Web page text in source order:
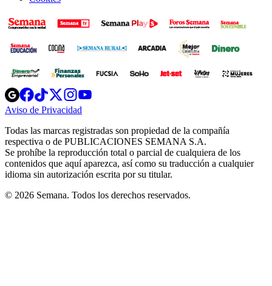
Opens
in
new
Opens
in
new
Opens
in
new
window
Opens
new
windowwindow
Aviso de Privacidad
new
window
Todas las marcas registradas son propiedad de la compañía
respectiva o de PUBLICACIONES SEMANA S.A.
Se prohíbe la reproducción total o parcial de cualquiera de los
contenidos que aquí aparezca, así como su traducción a cualquier
idioma sin autorización escrita por su titular.
© 2026 Semana. Todos los derechos reservados.